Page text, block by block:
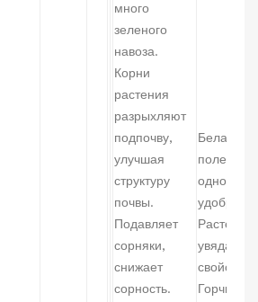
много
зеленого
навоза.
Корни
растения
разрыхляют
подпочву,
улучшая
структуру
почвы.
Подавляет
сорняки,
снижает
сорность.
Белая
поле и в
Горчица